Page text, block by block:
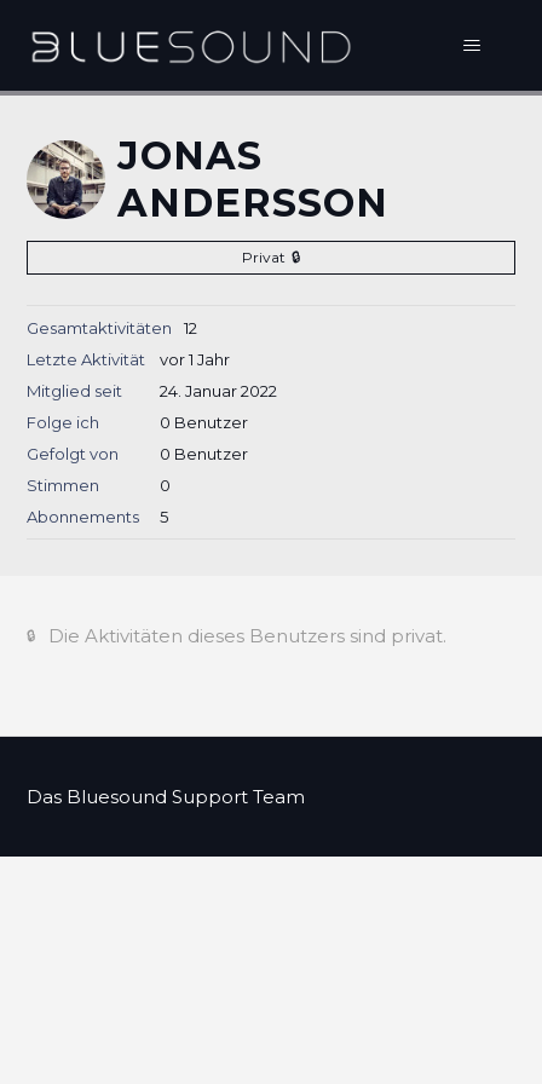
JONAS
ANDERSSON
Privat
Gesamtaktivitäten
12
Letzte Aktivität
vor 1 Jahr
Mitglied seit
24. Januar 2022
Folge ich
0 Benutzer
Gefolgt von
0 Benutzer
Stimmen
0
Abonnements
5
Die Aktivitäten dieses Benutzers sind privat.
Das Bluesound Support Team